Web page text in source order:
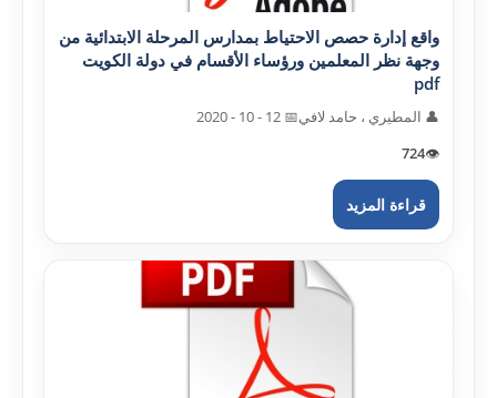
واقع إدارة حصص الاحتياط بمدارس المرحلة الابتدائية من
وجهة نظر المعلمين ورؤساء الأقسام في دولة الکويت
pdf
👤 المطيري ، حامد لافي📅 12 - 10 - 2020
👁️
724
قراءة المزيد